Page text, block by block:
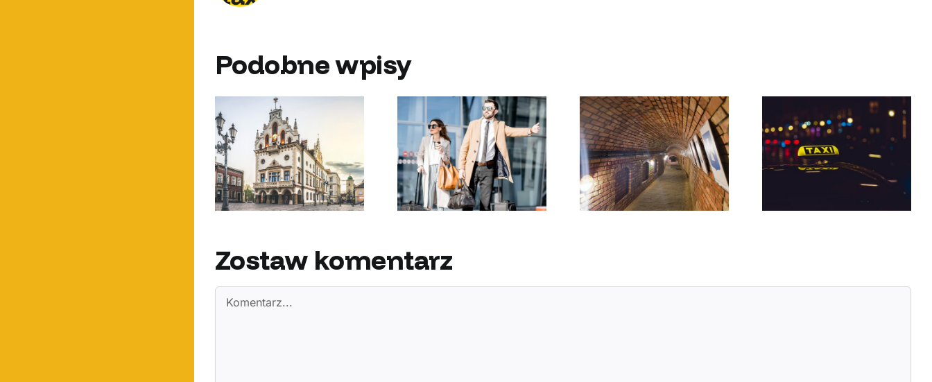
Podobne wpisy
Dlaczego warto
korzystać z usług TAXI
Rzeszów
Co warto zwiedzić w
Rzeszowie?
Jak rozpoznać legalną
taksówkę w
Rzeszowie?
Maksymalne ceny
taksówek w Rzeszowie
– co warto wiedzieć?
Zostaw komentarz
Comment